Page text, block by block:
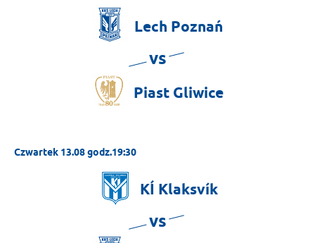
Lech Poznań
vs
Piast Gliwice
Czwartek 13.08 godz.19:30
KÍ Klaksvík
vs